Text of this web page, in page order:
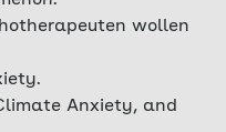
wollen
Anxiety, and